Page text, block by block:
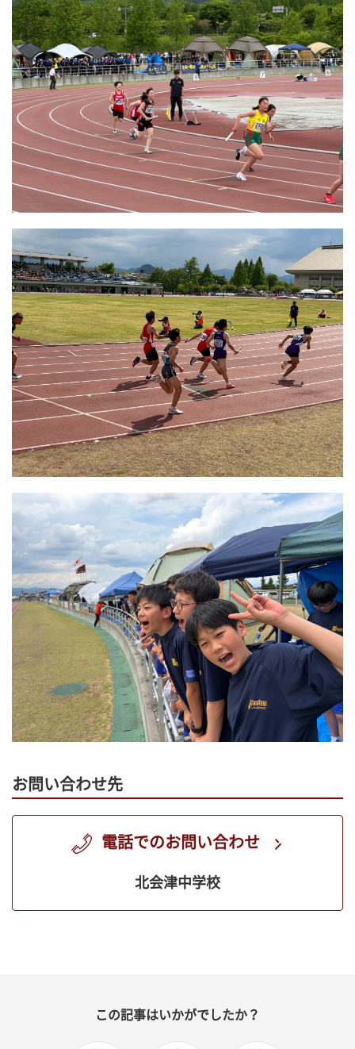
お問い合わせ先
電話でのお問い合わせ
北会津中学校
この記事はいかがでしたか？